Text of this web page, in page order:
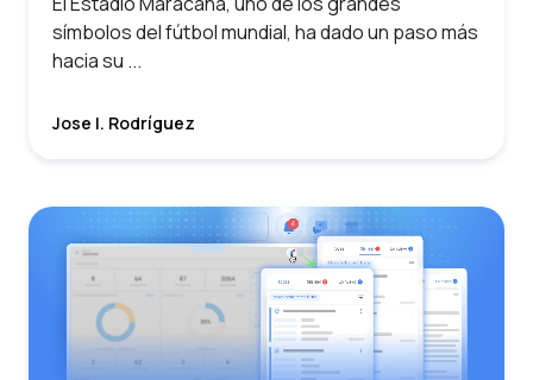
símbolos del fútbol mundial, ha dado un paso más
hacia su ...
Jose I. Rodríguez